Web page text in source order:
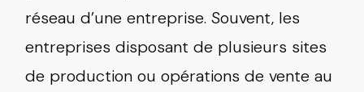
réseau d’une entreprise. Souvent, les
entreprises disposant de plusieurs sites
de production ou opérations de vente au